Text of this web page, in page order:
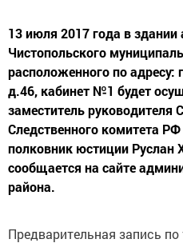
13 июля 2017 года в
Чистопольского
расположенного по адресу:
д.46, кабинет №1 будет
заместитель руководителя
Следственного комитета
полковник юстиции Руслан
сообщается на сайте
района.
Предварительная запись по